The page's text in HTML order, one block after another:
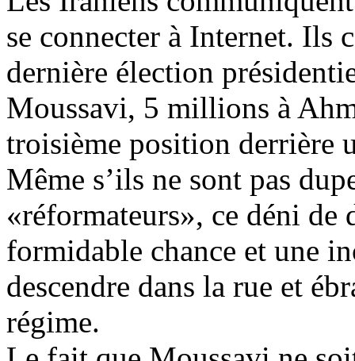
se connecter à Internet. Ils
dernière élection
Moussavi, 5 millions à
troisième position derrière
Même s’ils ne sont pas
«réformateurs», ce déni de
formidable chance et une
descendre dans la rue et
régime.